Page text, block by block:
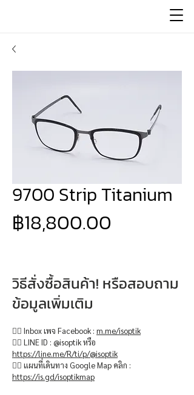
9700 Strip Titanium
฿18,800.00
วิธีสั่งซื้อสินค้า! หรือสอบถาม
ข้อมูลเพิ่มเติม
👉🏻 Inbox เพจ Facebook : m.me/isoptik
👉🏻 LINE ID : @isoptik หรือ
https://line.me/R/ti/p/@isoptik
👉🏻 แผนที่เดินทาง Google Map คลิก :
https://is.gd/isoptikmap